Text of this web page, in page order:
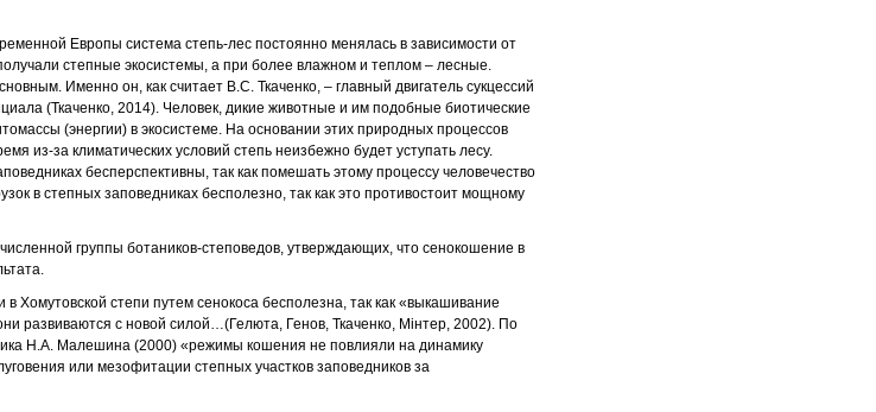
Европы система степь-лес постоянно менялась в зависимости от
степные экосистемы, а при более влажном и теплом – лесные.
Именно он, как считает В.С. Ткаченко, – главный двигатель сукцессий
(Ткаченко, 2014). Человек, дикие животные и им подобные биотические
(энергии) в экосистеме. На основании этих природных процессов
из-за климатических условий степь неизбежно будет уступать лесу.
бесперспективны, так как помешать этому процессу человечество
в степных заповедниках бесполезно, так как это противостоит мощному
группы ботаников-степоведов, утверждающих, что сенокошение в
Хомутовской степи путем сенокоса бесполезна, так как «выкашивание
развиваются с новой силой…(Гелюта, Генов, Ткаченко, Мінтер, 2002). По
Н.А. Малешина (2000) «режимы кошения не повлияли на динамику
или мезофитации степных участков заповедников за